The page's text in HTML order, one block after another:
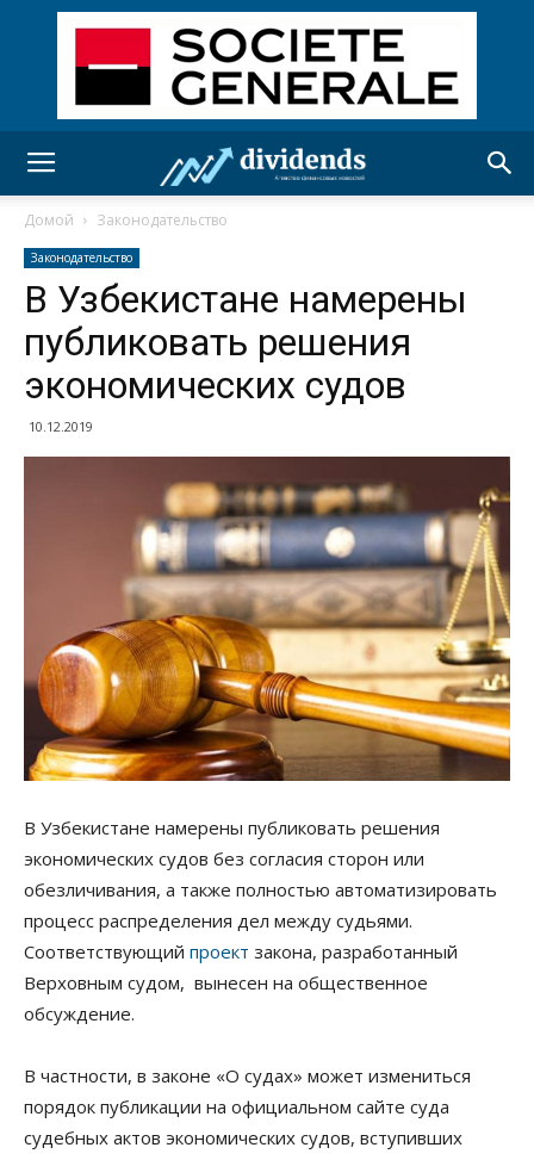
Домой Законодательство
Законодательство
В Узбекистане намерены
публиковать решения
экономических судов
10.12.2019
В Узбекистане намерены публиковать решения
экономических судов без согласия сторон или
обезличивания, а также полностью автоматизировать
процесс распределения дел между судьями.
Соответствующий проект закона, разработанный
Верховным судом, вынесен на общественное
обсуждение.
В частности, в законе «О судах» может измениться
порядок публикации на официальном сайте суда
судебных актов экономических судов, вступивших